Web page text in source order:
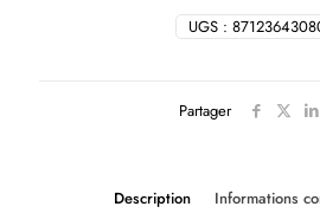
UGS :
Partager
Description Informations